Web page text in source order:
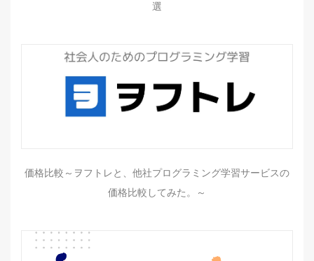
選
価格比較～ヲフトレと、他社プログラミング学習サービスの
価格比較してみた。～